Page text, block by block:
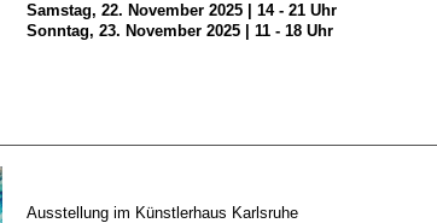
Samstag, 22. November 2025 | 14 - 21 Uhr
Sonntag, 23. November 2025 | 11 - 18 Uhr
Ausstellung im Künstlerhaus Karlsruhe